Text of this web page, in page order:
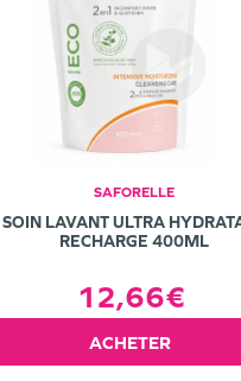
SAFORELLE
SOIN LAVANT ULTRA
RECHARGE 400ML
12,66€
ACHETER